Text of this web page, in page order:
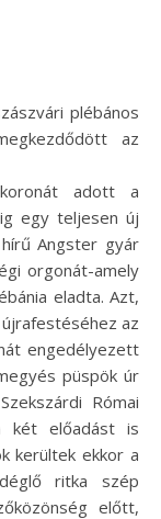
az
koronát adott a
egy teljesen új
Angster gyár
orgonát-amely
eladta. Azt,
az
engedélyezett
püspök úr
Római
két előadást is
kerültek ekkor a
ritka szép
előtt,